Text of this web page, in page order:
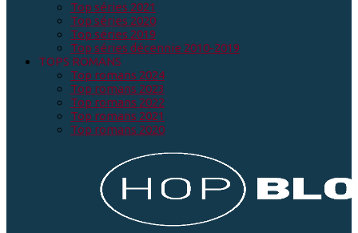
Top séries 2021
Top séries 2020
Top séries 2019
Top séries décennie 2010-2019
TOPS ROMANS
Top romans 2024
Top romans 2023
Top romans 2022
Top romans 2021
Top romans 2020